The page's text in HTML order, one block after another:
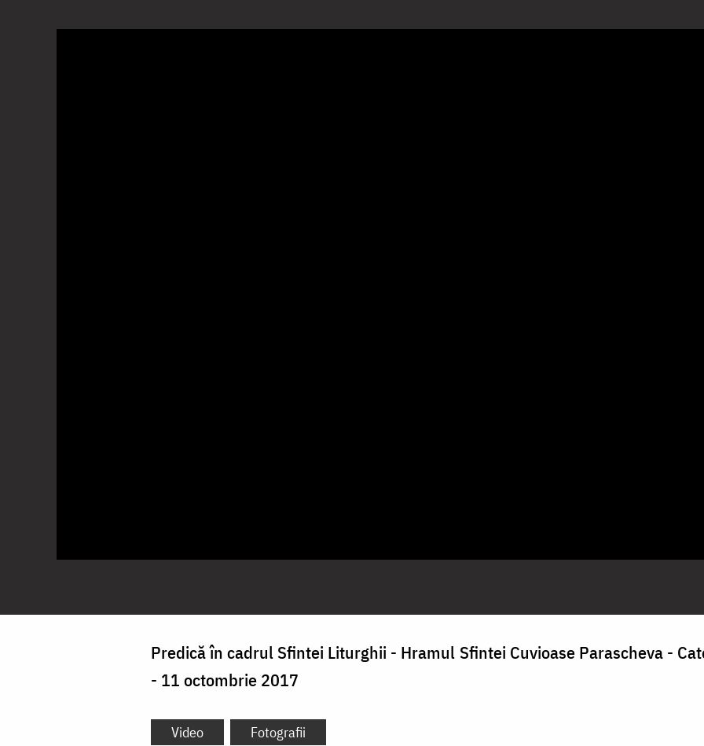
Predică în cadrul Sfintei Liturghii - Hramul Sfintei Cuvioase Parascheva -
- 11 octombrie 2017
Video Fotografii